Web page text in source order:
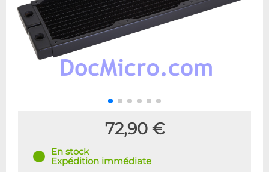
72,90 €
En stock
Expédition immédiate